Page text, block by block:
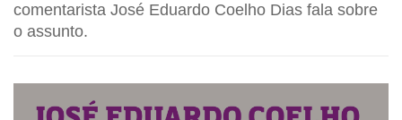
comentarista José Eduardo Coelho Dias fala sobre
o assunto.